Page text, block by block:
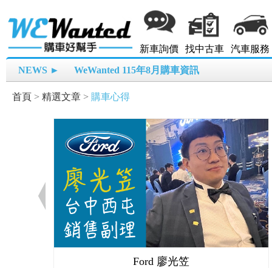
新車詢價 找中古車 汽車服務
NEWS ► WeWanted 115年8月購車資訊
首頁 > 精選文章 > 購車心得
Ford 廖光笠